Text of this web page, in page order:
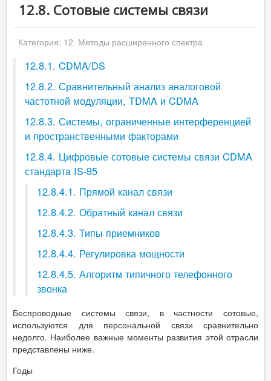
12.8. Сотовые системы связи
Категория: 12. Методы расширенного спектра
12.8.1. CDMA/DS
12.8.2. Сравнительный анализ аналоговой
частотной модуляции, TDMA и CDMA
12.8.3. Системы, ограниченные интерференцией
и пространственными факторами
12.8.4. Цифровые сотовые системы связи CDMA
стандарта IS-95
12.8.4.1. Прямой канал связи
12.8.4.2. Обратный канал связи
12.8.4.3. Типы приемников
12.8.4.4. Регулировка мощности
12.8.4.5. Алгоритм типичного телефонного
звонка
Беспроводные системы связи, в частности сотовые,
используются для персональной связи сравнительно
недолго. Наиболее важные моменты развития этой отрасли
представлены ниже.
Годы